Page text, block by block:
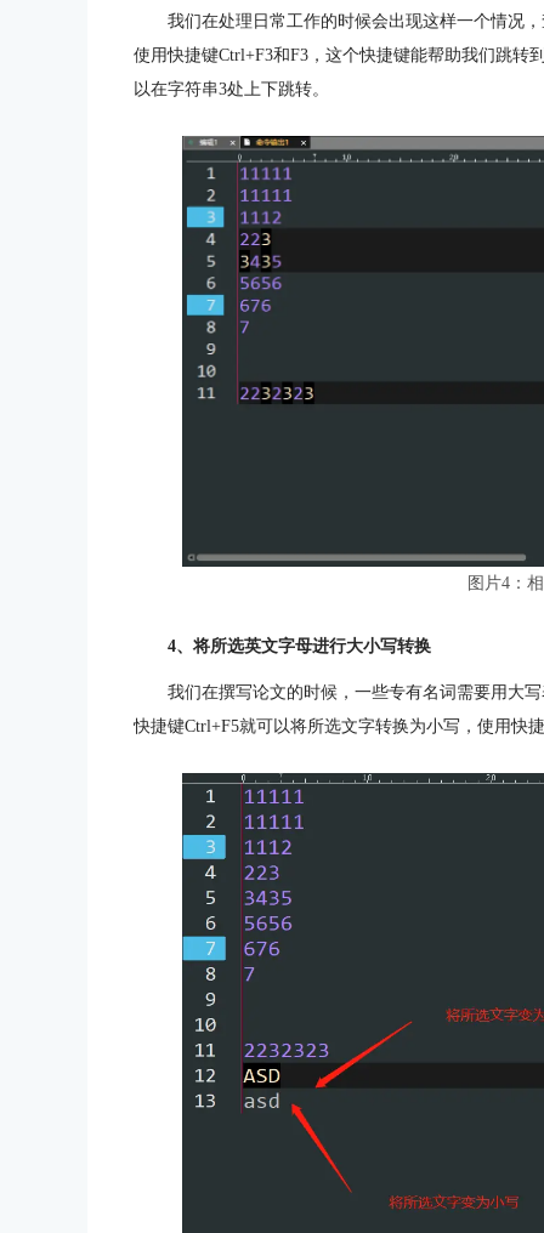
我们在处理日常工作的时候会出现这样一个情况
使用快捷键Ctrl+F3和F3，这个快捷键能帮助我们跳转
以在字符串3处上下跳转。
图片4：
4、将所选英文字母进行大小写转换
我们在撰写论文的时候，一些专有名词需要用大
快捷键Ctrl+F5就可以将所选文字转换为小写，使用快